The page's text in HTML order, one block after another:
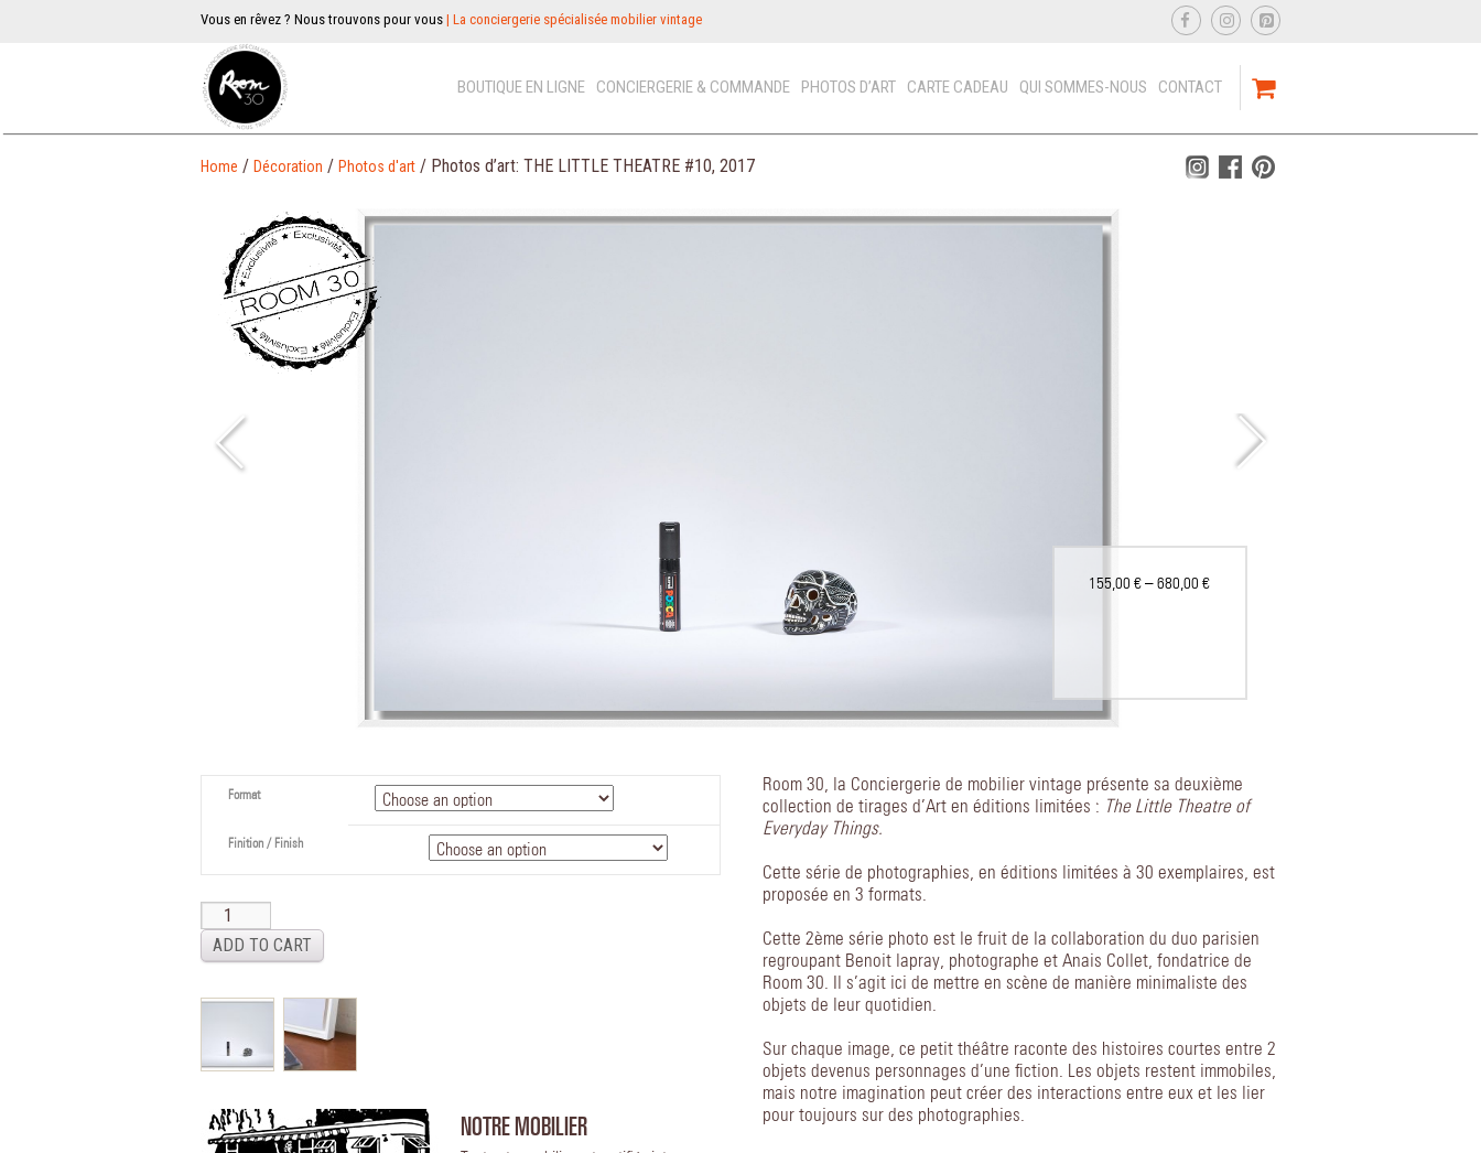
Vous en rêvez ? Nous trouvons pour vous | La conciergerie spécialisée mobilier vintage
BOUTIQUE EN LIGNE CONCIERGERIE & COMMANDE PHOTOS D’ART CARTE CADEAU QUI SOMMES-NOUS CONTACT
Home / Décoration / Photos d'art / Photos d’art: THE LITTLE THEATRE #10, 2017
155,00 € – 680,00 €
Format
Finition / Finish
ADD TO CART
NOTRE MOBILIER
Room 30, la Conciergerie de mobilier vintage présente sa deuxième
collection de tirages d’Art en éditions limitées : The Little Theatre of
Everyday Things.
Cette série de photographies, en éditions limitées à 30 exemplaires, est
proposée en 3 formats.
Cette 2ème série photo est le fruit de la collaboration du duo parisien
regroupant Benoit lapray, photographe et Anais Collet, fondatrice de
Room 30. Il s’agit ici de mettre en scène de manière minimaliste des
objets de leur quotidien.
Sur chaque image, ce petit théâtre raconte des histoires courtes entre 2
objets devenus personnages d’une fiction. Les objets restent immobiles,
mais notre imagination peut créer des interactions entre eux et les lier
pour toujours sur des photographies.